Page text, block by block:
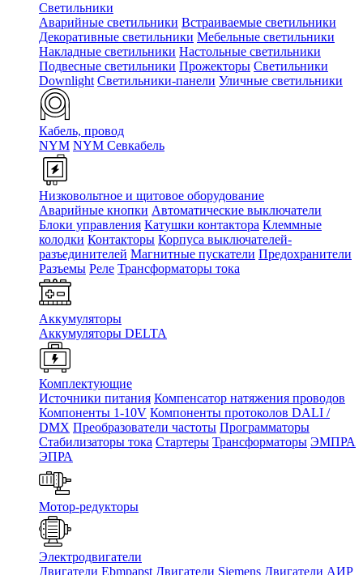
Светильники
Аварийные светильники Встраиваемые светильники
Декоративные светильники Мебельные светильники
Накладные светильники Настольные светильники
Подвесные светильники Прожекторы Светильники
Downlight Светильники-панели Уличные светильники
Кабель, провод
NYM NYM Севкабель
Низковольтное и щитовое оборудование
Аварийные кнопки Автоматические выключатели
Блоки управления Катушки контактора Клеммные
колодки Контакторы Корпуса выключателей-
разъединителей Магнитные пускатели Предохранители
Разъемы Реле Трансформаторы тока
Аккумуляторы
Аккумуляторы DELTA
Комплектующие
Источники питания Компенсатор натяжения проводов
Компоненты 1-10V Компоненты протоколов DALI /
DMX Преобразователи частоты Программаторы
Стабилизаторы тока Стартеры Трансформаторы ЭМПРА
ЭПРА
Мотор-редукторы
Электродвигатели
Двигатели Ebmpapst Двигатели Siemens Двигатели АИР